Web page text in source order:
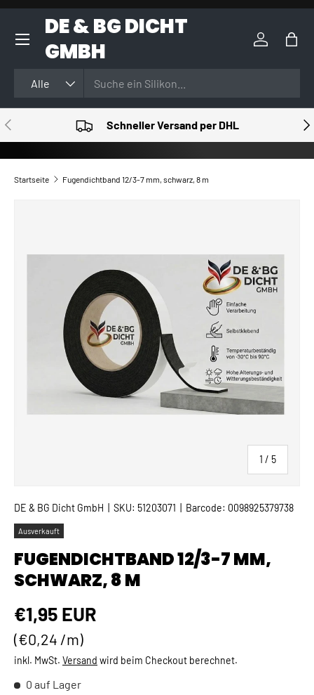
DIREKT ZUM INHALT
DE & BG DICHT
GMBH
Alle
Einloggen
VORHERIGE Schneller Versand per DHL
Startseite Fugendichtband 12/3-7 mm, schwarz, 8 m
1 / von
5
DE & BG Dicht GmbH SKU: 51203071 Barcode: 0098925379738
Ausverkauft
FUGENDICHTBAND 12/3-7 MM,
SCHWARZ, 8 M
Normaler Preis
€1,95 EUR
Grundpreis
€0,24 /m
inkl. MwSt. Versand wird beim Checkout berechnet.
0 auf Lager